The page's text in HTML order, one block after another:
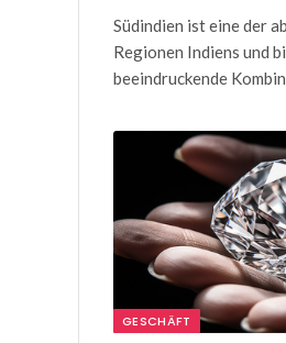
Südindien ist eine der
Regionen Indiens und
beeindruckende
GESCHÄFT